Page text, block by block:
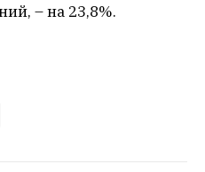
– на 23,8%.